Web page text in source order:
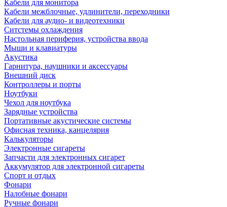
Кабели для монитора
Кабели межблочные, удлинители, переходники
Кабели для аудио- и видеотехники
Ситстемы охлаждения
Настольная периферия, устройства ввода
Мыши и клавиатуры
Акустика
Гарнитура, наушники и аксессуары
Внешний диск
Контроллеры и порты
Ноутбуки
Чехол для ноутбука
Зарядные устройства
Портативные акустические системы
Офисная техника, канцелярия
Калькуляторы
Электронные сигареты
Запчасти для электронных сигарет
Аккумулятор для электронной сигареты
Спорт и отдых
Фонари
Налобные фонари
Ручные фонари